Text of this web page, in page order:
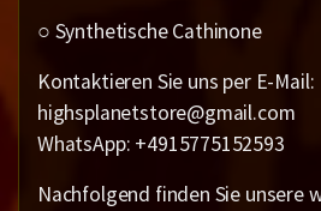
○ Synthetische Cathinone
Kontaktieren Sie uns per E-Mail:
highsplanetstore@gmail.com
WhatsApp: +4915775152593
Nachfolgend finden Sie unsere